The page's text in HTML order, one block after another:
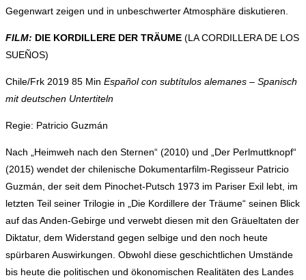
Gegenwart zeigen und in unbeschwerter Atmosphäre diskutieren.
FILM: DIE KORDILLERE DER TRÄUME (LA CORDILLERA DE LOS
SUEÑOS)
Chile/Frk 2019 85 Min Español con subtítulos alemanes – Spanisch
mit deutschen Untertiteln
Regie: Patricio Guzmán
Nach „Heimweh nach den Sternen“ (2010) und „Der Perlmuttknopf“
(2015) wendet der chilenische Dokumentarfilm-Regisseur Patricio
Guzmán, der seit dem Pinochet-Putsch 1973 im Pariser Exil lebt, im
letzten Teil seiner Trilogie in „Die Kordillere der Träume“ seinen Blick
auf das Anden-Gebirge und verwebt diesen mit den Gräueltaten der
Diktatur, dem Widerstand gegen selbige und den noch heute
spürbaren Auswirkungen. Obwohl diese geschichtlichen Umstände
bis heute die politischen und ökonomischen Realitäten des Landes